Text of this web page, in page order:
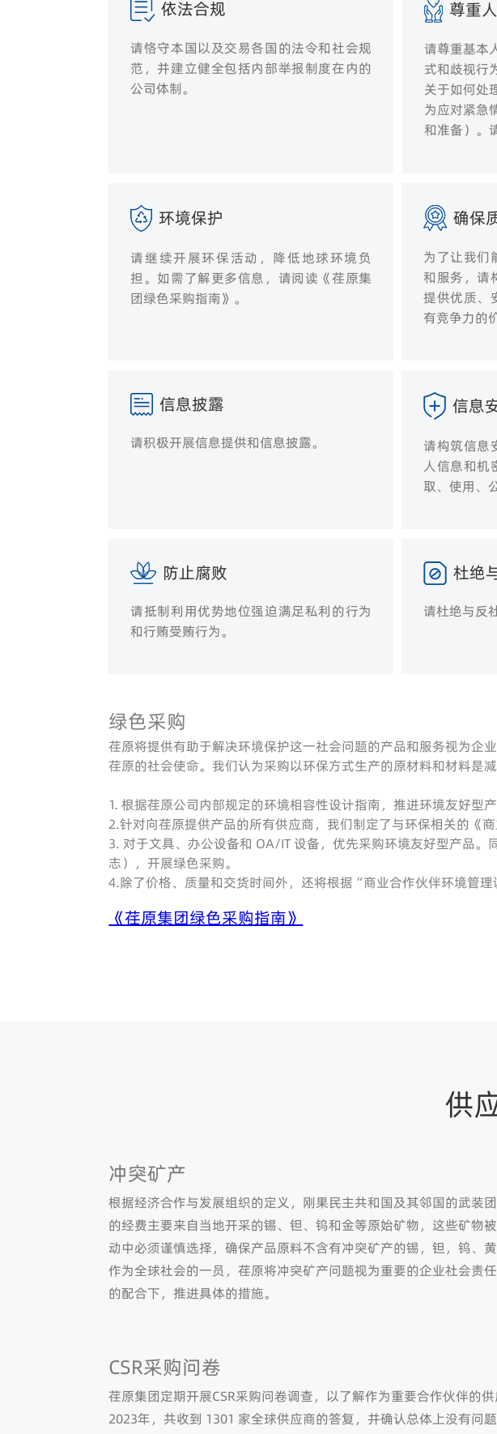
依法合规
请恪守本国以及交易各国的法令和社会规
范，并建立健全包括内部举报制度在内的
公司体制。
尊重
请尊重基本
式和歧视行
关于如何处
为应对紧急
和准备）。
环境保护
请继续开展环保活动，降低地球环境负
担。如需了解更多信息，请阅读《荏原集
团绿色采购指南》。
确保
为了让我们
和服务，请
提供优质、
有竞争力的
信息披露
请积极开展信息提供和信息披露。
信息
请构筑信息
人信息和机
取、使用、
防止腐败
请抵制利用优势地位强迫满足私利的行为
和行贿受贿行为。
杜绝
请杜绝与反
绿色采购
荏原将提供有助于解决环境保护这一社会问题的产品和服务视为企
荏原的社会使命。我们认为采购以环保方式生产的原材料和材料是
1. 根据荏原公司内部规定的环境相容性设计指南，推进环境友好型
2.针对向荏原提供产品的所有供应商，我们制定了与环保相关的《商
3. 对于文具、办公设备和 OA/IT 设备，优先采购环境友好型产品
志），开展绿色采购。
4.除了价格、质量和交货时间外，还将根据“商业合作伙伴环境管理
《荏原集团绿色采购指南》
供
冲突矿产
根据经济合作与发展组织的定义，刚果民主共和国及其邻国的武装
的经费主要来自当地开采的锡、钽、钨和金等原始矿物，这些矿
动中必须谨慎选择，确保产品原料不含有冲突矿产的锡，钽，钨、黄
作为全球社会的一员，荏原将冲突矿产问题视为重要的企业社会责
的配合下，推进具体的措施。
CSR采购问卷
荏原集团定期开展CSR采购问卷调查，以了解作为重要合作伙伴的
2023年，共收到 1301 家全球供应商的答复，并确认总体上没有问